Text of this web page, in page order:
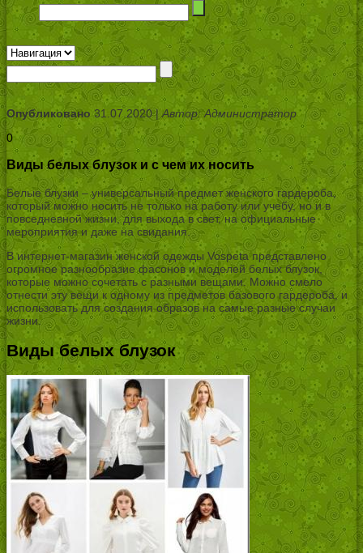
Опубликовано31.07.2020 |Автор: Администратор
0
Виды белых блузок и с чем их носить
Белые блузки – универсальный предмет женского гардероба,
который можно носить не только на работу или учебу, но и в
повседневной жизни, для выхода в свет, на официальные
мероприятия и даже на свидания.
В интернет-магазин женской одежды Vospeta представлено
огромное разнообразие фасонов и моделей белых блузок,
которые можно сочетать с разными вещами. Можно смело
отнести эту вещи к одному из предметов базового гардероба, и
использовать для создания образов на самые разные случаи
жизни.
Виды белых блузок